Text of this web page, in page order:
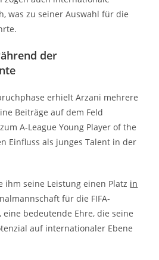
was zu seiner Auswahl für die
der
erhielt Arzani mehrere
Beiträge auf dem Feld
A-League Young Player of the
Einfluss als junges Talent in der
ihm seine Leistung einen Platz in
für die FIFA-
bedeutende Ehre, die seine
auf internationaler Ebene